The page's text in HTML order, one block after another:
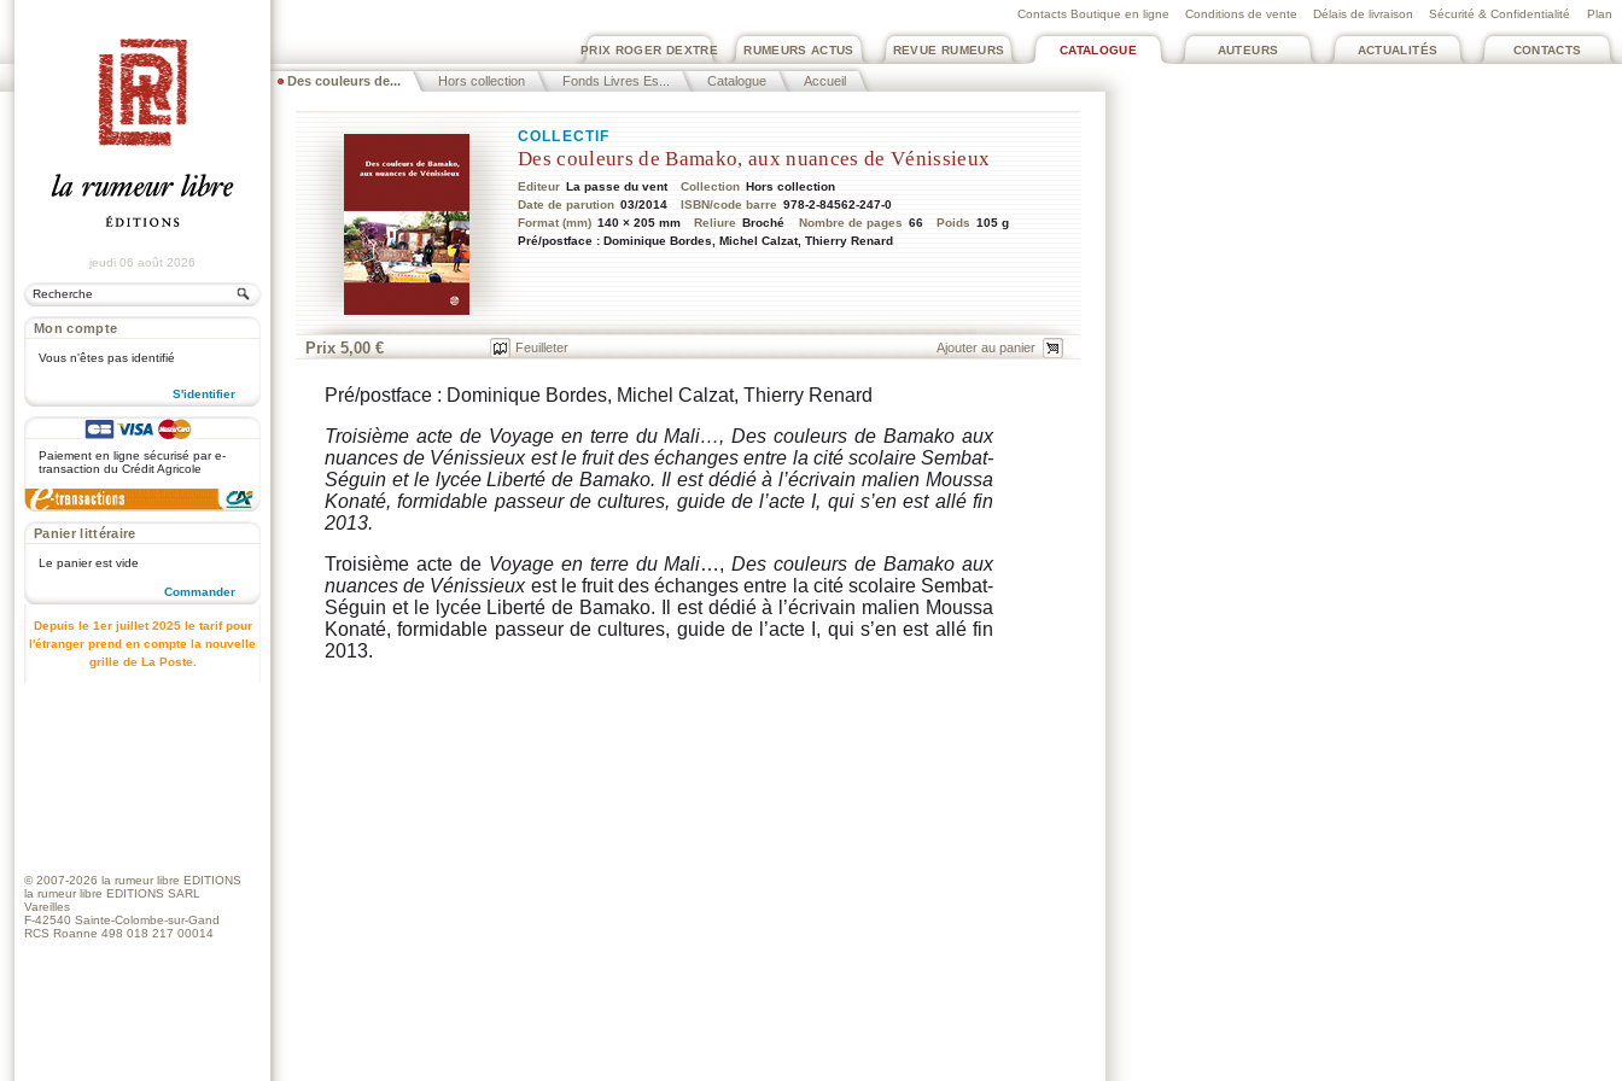
Plan
Contacts Boutique en ligne Conditions de vente Délais de livraison Sécurité & Confidentialité
CONTACTS
ACTUALITÉS
AUTEURS
CATALOGUE
REVUE RUMEURS
RUMEURS ACTUS
PRIX ROGER DEXTRE
Des couleurs de... Hors collection Fonds Livres Es... Catalogue Accueil
jeudi 06 août 2026
Mon compte
Vous n'êtes pas identifié
S'identifier
Paiement en ligne sécurisé par e-
transaction du Crédit Agricole
Panier littéraire
Le panier est vide
Commander
Depuis le 1er juillet 2025 le tarif pour
l'étranger prend en compte la nouvelle
grille de La Poste.
COLLECTIF
Des couleurs de Bamako, aux nuances de Vénissieux
Editeur La passe du vent Collection Hors collection
Date de parution 03/2014 ISBN/code barre 978-2-84562-247-0
Format (mm) 140 × 205 mm Reliure Broché Nombre de pages 66 Poids 105 g
Pré/postface : Dominique Bordes, Michel Calzat, Thierry Renard
Prix 5,00 € Feuilleter
Pré/postface : Dominique Bordes, Michel Calzat, Thierry Renard
Troisième acte de Voyage en terre du Mali…,Des couleurs de Bamako aux
nuances de Vénissieuxest le fruit des échanges entre la cité scolaire Sembat-
Séguin et le lycée Liberté de Bamako. Il est dédié à l’écrivain malien Moussa
Konaté, formidable passeur de cultures, guide de l’acte I, qui s’en est allé fin
2013.
Troisième acte de Voyage en terre du Mali…,Des couleurs de Bamako aux
nuances de Vénissieuxest le fruit des échanges entre la cité scolaire Sembat-
Séguin et le lycée Liberté de Bamako. Il est dédié à l’écrivain malien Moussa
Konaté, formidable passeur de cultures, guide de l’acte I, qui s’en est allé fin
2013.
© 2007-2026 la rumeur libre EDITIONS
la rumeur libre EDITIONS SARL
Vareilles
F-42540 Sainte-Colombe-sur-Gand
RCS Roanne 498 018 217 00014